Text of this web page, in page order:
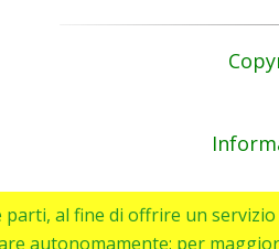
al fine di offrire un
autonomamente: per